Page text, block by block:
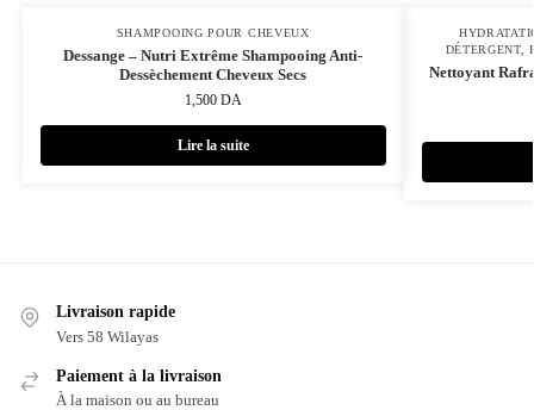
SHAMPOOING POUR CHEVEUX
Dessange – Nutri Extrême Shampooing Anti-
Dessèchement Cheveux Secs
1,500 DA
Lire la suite
DÉTERGENT,
Nettoyant
Livraison rapide
Vers 58 Wilayas
Paiement à la livraison
À la maison ou au bureau